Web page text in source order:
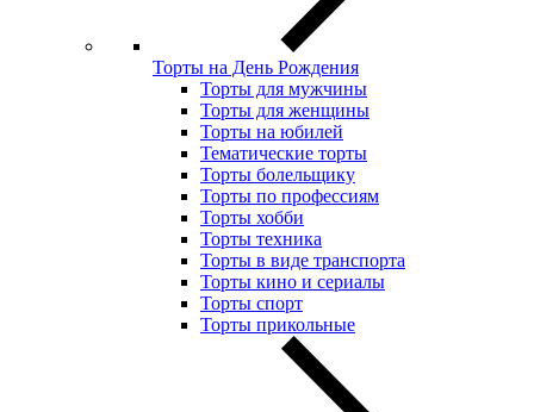
Торты на День Рождения
Торты для мужчины
Торты для женщины
Торты на юбилей
Тематические торты
Торты болельщику
Торты по профессиям
Торты хобби
Торты техника
Торты в виде транспорта
Торты кино и сериалы
Торты спорт
Торты прикольные